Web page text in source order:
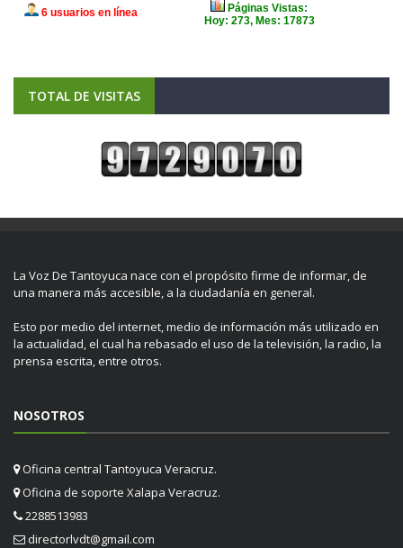
TOTAL DE VISITAS
La Voz De Tantoyuca nace con el propósito firme de informar, de
una manera más accesible, a la ciudadanía en general.
Esto por medio del internet, medio de información más utilizado en
la actualidad, el cual ha rebasado el uso de la televisión, la radio, la
prensa escrita, entre otros.
NOSOTROS
Oficina central Tantoyuca Veracruz.
Oficina de soporte Xalapa Veracruz.
2288513983
directorlvdt@gmail.com